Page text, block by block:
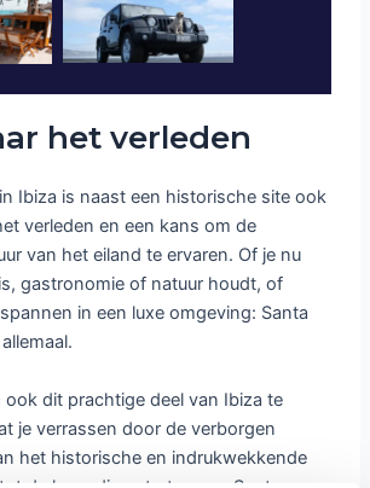
het verleden
in Ibiza is naast een historische site ook
verleden en een kans om de
van het eiland te ervaren. Of je nu
gastronomie of natuur houdt, of
in een luxe omgeving: Santa
ook dit prachtige deel van Ibiza te
je verrassen door de verborgen
het historische en indrukwekkende